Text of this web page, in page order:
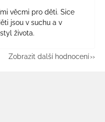
věcmi pro děti. Sice
jsou v suchu a v
života.
Zobrazit další hodnocení